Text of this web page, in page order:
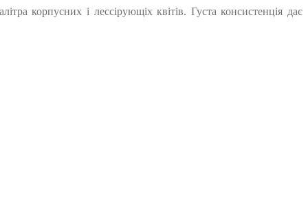
корпусних і лессірующіх квітів. Густа консистенція дає